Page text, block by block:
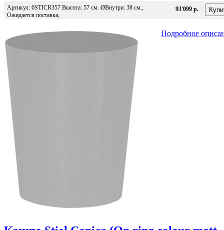
Артикул: 6STICR357 Высота: 57 см. ØВнутри: 38 см.;
Ожидается поставка;
93'099 р.
Подробное